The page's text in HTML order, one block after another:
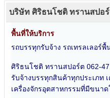
บริษัท ศิริธนโชติ ทรานสปอ
พื้นที่ให้บริการ
รถบรรทุกรับจ้าง รถเทรลเลอร์
ศิริธนโชติ ทรานสปอร์ต 062-
รับจ้างบรรทุกสินค้าทุกประเภท
เครื่องจักรอุตสาหกรรมที่มีขนา